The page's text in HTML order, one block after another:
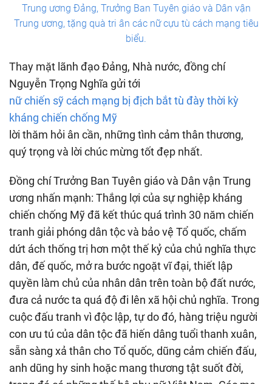
Trung ương Đảng, Trưởng Ban Tuyên giáo và Dân vận
Trung ương, tặng quà tri ân các nữ cựu tù cách mạng tiêu
biểu.
Thay mặt lãnh đạo Đảng, Nhà nước, đồng chí
Nguyễn Trọng Nghĩa gửi tới
nữ chiến sỹ cách mạng bị địch bắt tù đày thời kỳ
kháng chiến chống Mỹ
lời thăm hỏi ân cần, những tình cảm thân thương,
quý trọng và lời chúc mừng tốt đẹp nhất.
Đồng chí Trưởng Ban Tuyên giáo và Dân vận Trung
ương nhấn mạnh: Thắng lợi của sự nghiệp kháng
chiến chống Mỹ đã kết thúc quá trình 30 năm chiến
tranh giải phóng dân tộc và bảo vệ Tổ quốc, chấm
dứt ách thống trị hơn một thế kỷ của chủ nghĩa thực
dân, đế quốc, mở ra bước ngoặt vĩ đại, thiết lập
quyền làm chủ của nhân dân trên toàn bộ đất nước,
đưa cả nước ta quá độ đi lên xã hội chủ nghĩa. Trong
cuộc đấu tranh vì độc lập, tự do đó, hàng triệu người
con ưu tú của dân tộc đã hiến dâng tuổi thanh xuân,
sẵn sàng xả thân cho Tổ quốc, dũng cảm chiến đấu,
anh dũng hy sinh hoặc mang thương tật suốt đời,